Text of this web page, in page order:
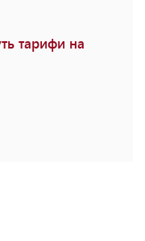
тарифи на